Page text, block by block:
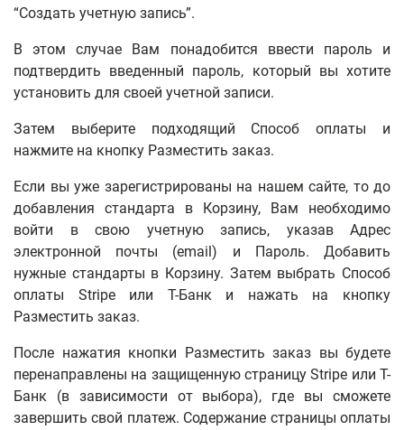
“Создать учетную запись”.
В этом случае Вам понадобится ввести пароль и
подтвердить введенный пароль, который вы хотите
установить для своей учетной записи.
Затем выберите подходящий Способ оплаты и
нажмите на кнопку Разместить заказ.
Если вы уже зарегистрированы на нашем сайте, то до
добавления стандарта в Корзину, Вам необходимо
войти в свою учетную запись, указав Адрес
электронной почты (email) и Пароль. Добавить
нужные стандарты в Корзину. Затем выбрать Способ
оплаты Stripe или Т-Банки нажать на кнопку
Разместить заказ.
После нажатия кнопки Разместить заказ вы будете
перенаправлены на защищенную страницуStripe илиТ-
Банк (в зависимости от выбора), где вы сможете
завершить свой платеж. Содержание страницы оплаты